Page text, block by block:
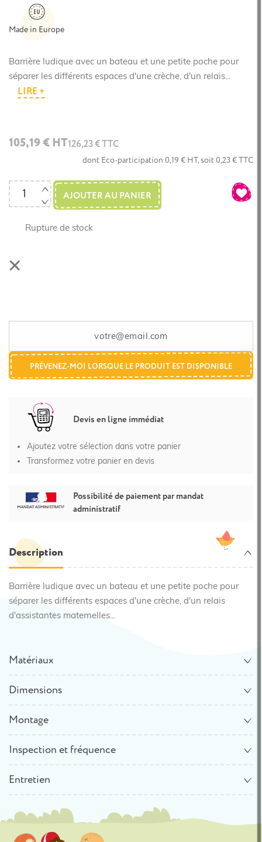
Made in Europe
Barrière ludique avec un bateau et une petite poche pour
séparer les différents espaces d'une crèche, d'un relais...
LIRE +
105,19 € HT126,23 € TTC
dont Eco-participation 0,19 € HT, soit 0,23 € TTC
AJOUTER AU PANIER
Rupture de stock
PRÉVENEZ-MOI LORSQUE LE PRODUIT EST DISPONIBLE
Devis en ligne immédiat
Ajoutez votre sélection dans votre panier
Transformez votre panier en devis
Possibilité de paiement par mandat
administratif
Description
Barrière ludique avec un bateau et une petite poche pour
séparer les différents espaces d'une crèche, d'un relais
d'assistantes maternelles...
Matériaux
Dimensions
Montage
Inspection et fréquence
Entretien